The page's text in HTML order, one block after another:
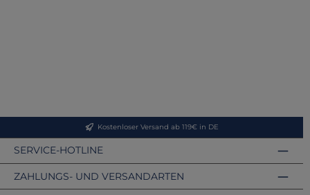
Kostenloser Versand ab 119€ in DE
SERVICE-HOTLINE
ZAHLUNGS- UND VERSANDARTEN